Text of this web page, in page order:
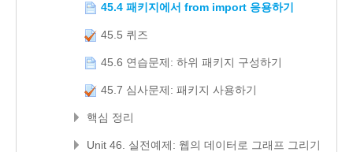
45.4 패키지에서 from import 응용하기
45.5 퀴즈
45.6 연습문제: 하위 패키지 구성하기
45.7 심사문제: 패키지 사용하기
핵심 정리
Unit 46. 실전예제: 웹의 데이터로 그래프 그리기